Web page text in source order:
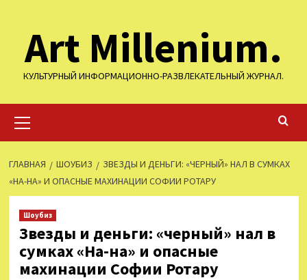
содержимому
Art Millenium.
КУЛЬТУРНЫЙ ИНФОРМАЦИОННО-РАЗВЛЕКАТЕЛЬНЫЙ ЖУРНАЛ.
меню
ГЛАВНАЯ ШОУБИЗ
ЗВЕЗДЫ И ДЕНЬГИ: «ЧЕРНЫЙ» НАЛ В СУМКАХ
«НА-НА» И ОПАСНЫЕ МАХИНАЦИИ СОФИИ РОТАРУ
Шоубиз
Звезды и деньги: «черный» нал в
сумках «На-на» и опасные
махинации Софии Ротару